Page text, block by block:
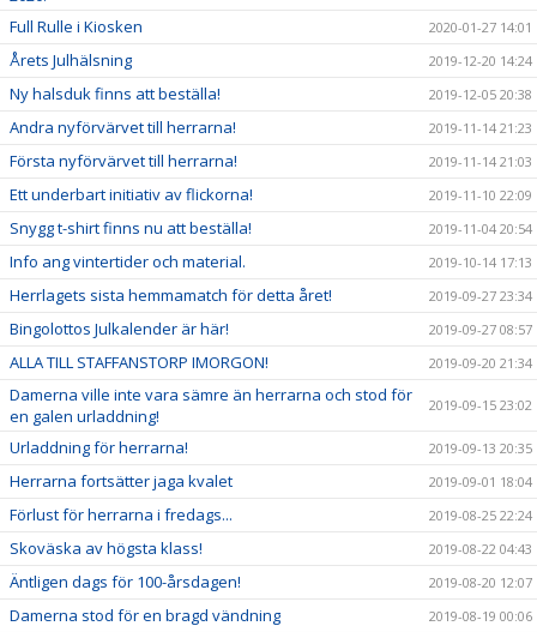
Full Rulle i Kiosken
2020-01-27 14:01
Årets Julhälsning 2019-12-20 14:24
Ny halsduk finns att beställa! 2019-12-05 20:38
Andra nyförvärvet till herrarna! 2019-11-14 21:23
Första nyförvärvet till herrarna! 2019-11-14 21:03
Ett underbart initiativ av flickorna! 2019-11-10 22:09
Snygg t-shirt finns nu att beställa! 2019-11-04 20:54
Info ang vintertider och material. 2019-10-14 17:13
Herrlagets sista hemmamatch för detta året! 2019-09-27 23:34
Bingolottos Julkalender är här! 2019-09-27 08:57
ALLA TILL STAFFANSTORP IMORGON! 2019-09-20 21:34
Damerna ville inte vara sämre än herrarna och stod för
en galen urladdning!
2019-09-15 23:02
Urladdning för herrarna! 2019-09-13 20:35
Herrarna fortsätter jaga kvalet 2019-09-01 18:04
Förlust för herrarna i fredags... 2019-08-25 22:24
Skoväska av högsta klass! 2019-08-22 04:43
Äntligen dags för 100-årsdagen! 2019-08-20 12:07
Damerna stod för en bragd vändning 2019-08-19 00:06